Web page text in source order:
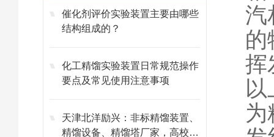
催化剂评价实验装置主要由哪些
结构组成的？
化工精馏实验装置日常规范操作
要点及常见使用注意事项
天津北洋励兴：非标精馏装置、
精馏设备、精馏塔厂家，高校科
汽
的
挥